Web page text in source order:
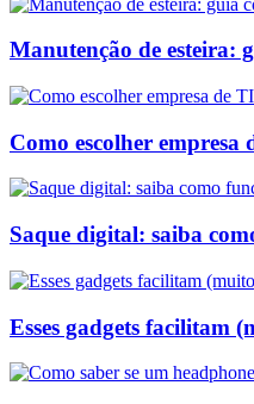
Manutenção de esteira:
Como escolher empresa
Saque digital: saiba
Esses gadgets facilitam